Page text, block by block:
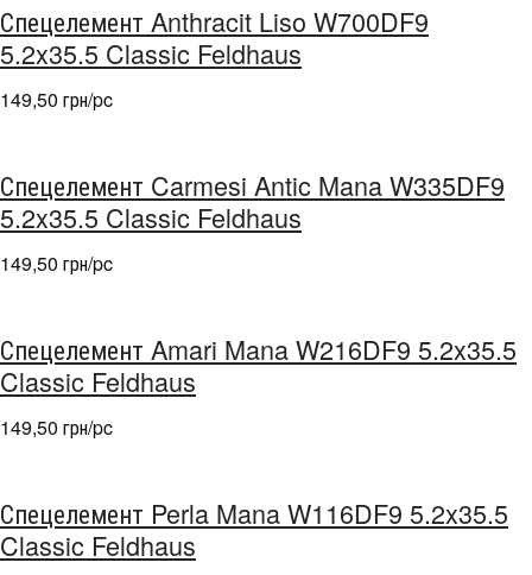
Спецелемент Anthracit Liso W700DF9
5.2x35.5 Classic Feldhaus
149,50 грн/pc
Спецелемент Carmesi Antic Mana W335DF9
5.2x35.5 Classic Feldhaus
149,50 грн/pc
Спецелемент Amari Mana W216DF9 5.2x35.5
Classic Feldhaus
149,50 грн/pc
Спецелемент Perla Mana W116DF9 5.2x35.5
Classic Feldhaus